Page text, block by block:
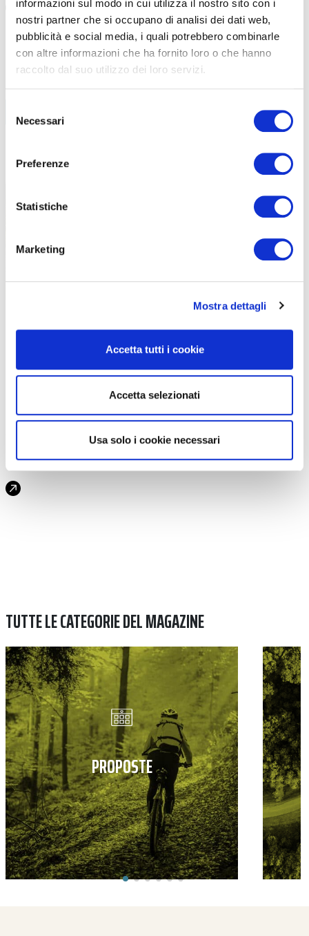
informazioni sul modo in cui utilizza il nostro sito con i
nostri partner che si occupano di analisi dei dati web,
pubblicità e social media, i quali potrebbero combinarle
con altre informazioni che ha fornito loro o che hanno
raccolto dal suo utilizzo dei loro servizi.
delNecessari
Preferenze
Statistiche
Marketing
Mostra dettagli
Accetta tutti i cookie
Accetta selezionati
Usa solo i cookie necessari
LEGGI TUTTI GLI ARTICOLI
CHIAPPUCCI, LA GUIDA GIUSTA PER
SALSOMAGGIORE E DINTORNI
Claudio Chiappucci sarà testimonial del progetto “Bici in
Comune” a Salsomaggiore Terme. Ecco come interpreterà il
#ENOGASTRONOMIA #TERME #CICLOTURISMO
TUTTE LE CATEGORIE DEL MAGAZINE
PROPOSTE